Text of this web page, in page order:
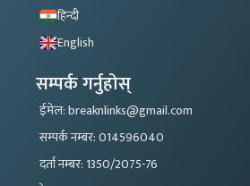
हिन्दी
English
सम्पर्क गर्नुहोस्
ईमेल: breaknlinks@gmail.com
सम्पर्क नम्बर: 014596040
दर्ता नम्बर: 1350/2075-76